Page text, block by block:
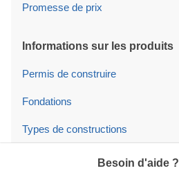
Besoin d'aide ?
Promesse de prix
Informations sur les produits
Permis de construire
Fondations
Types de constructions